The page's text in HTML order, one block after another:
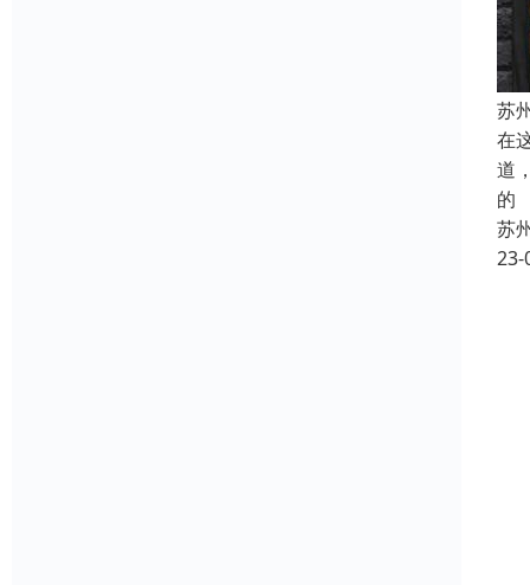
苏
在
道
的
苏
23-